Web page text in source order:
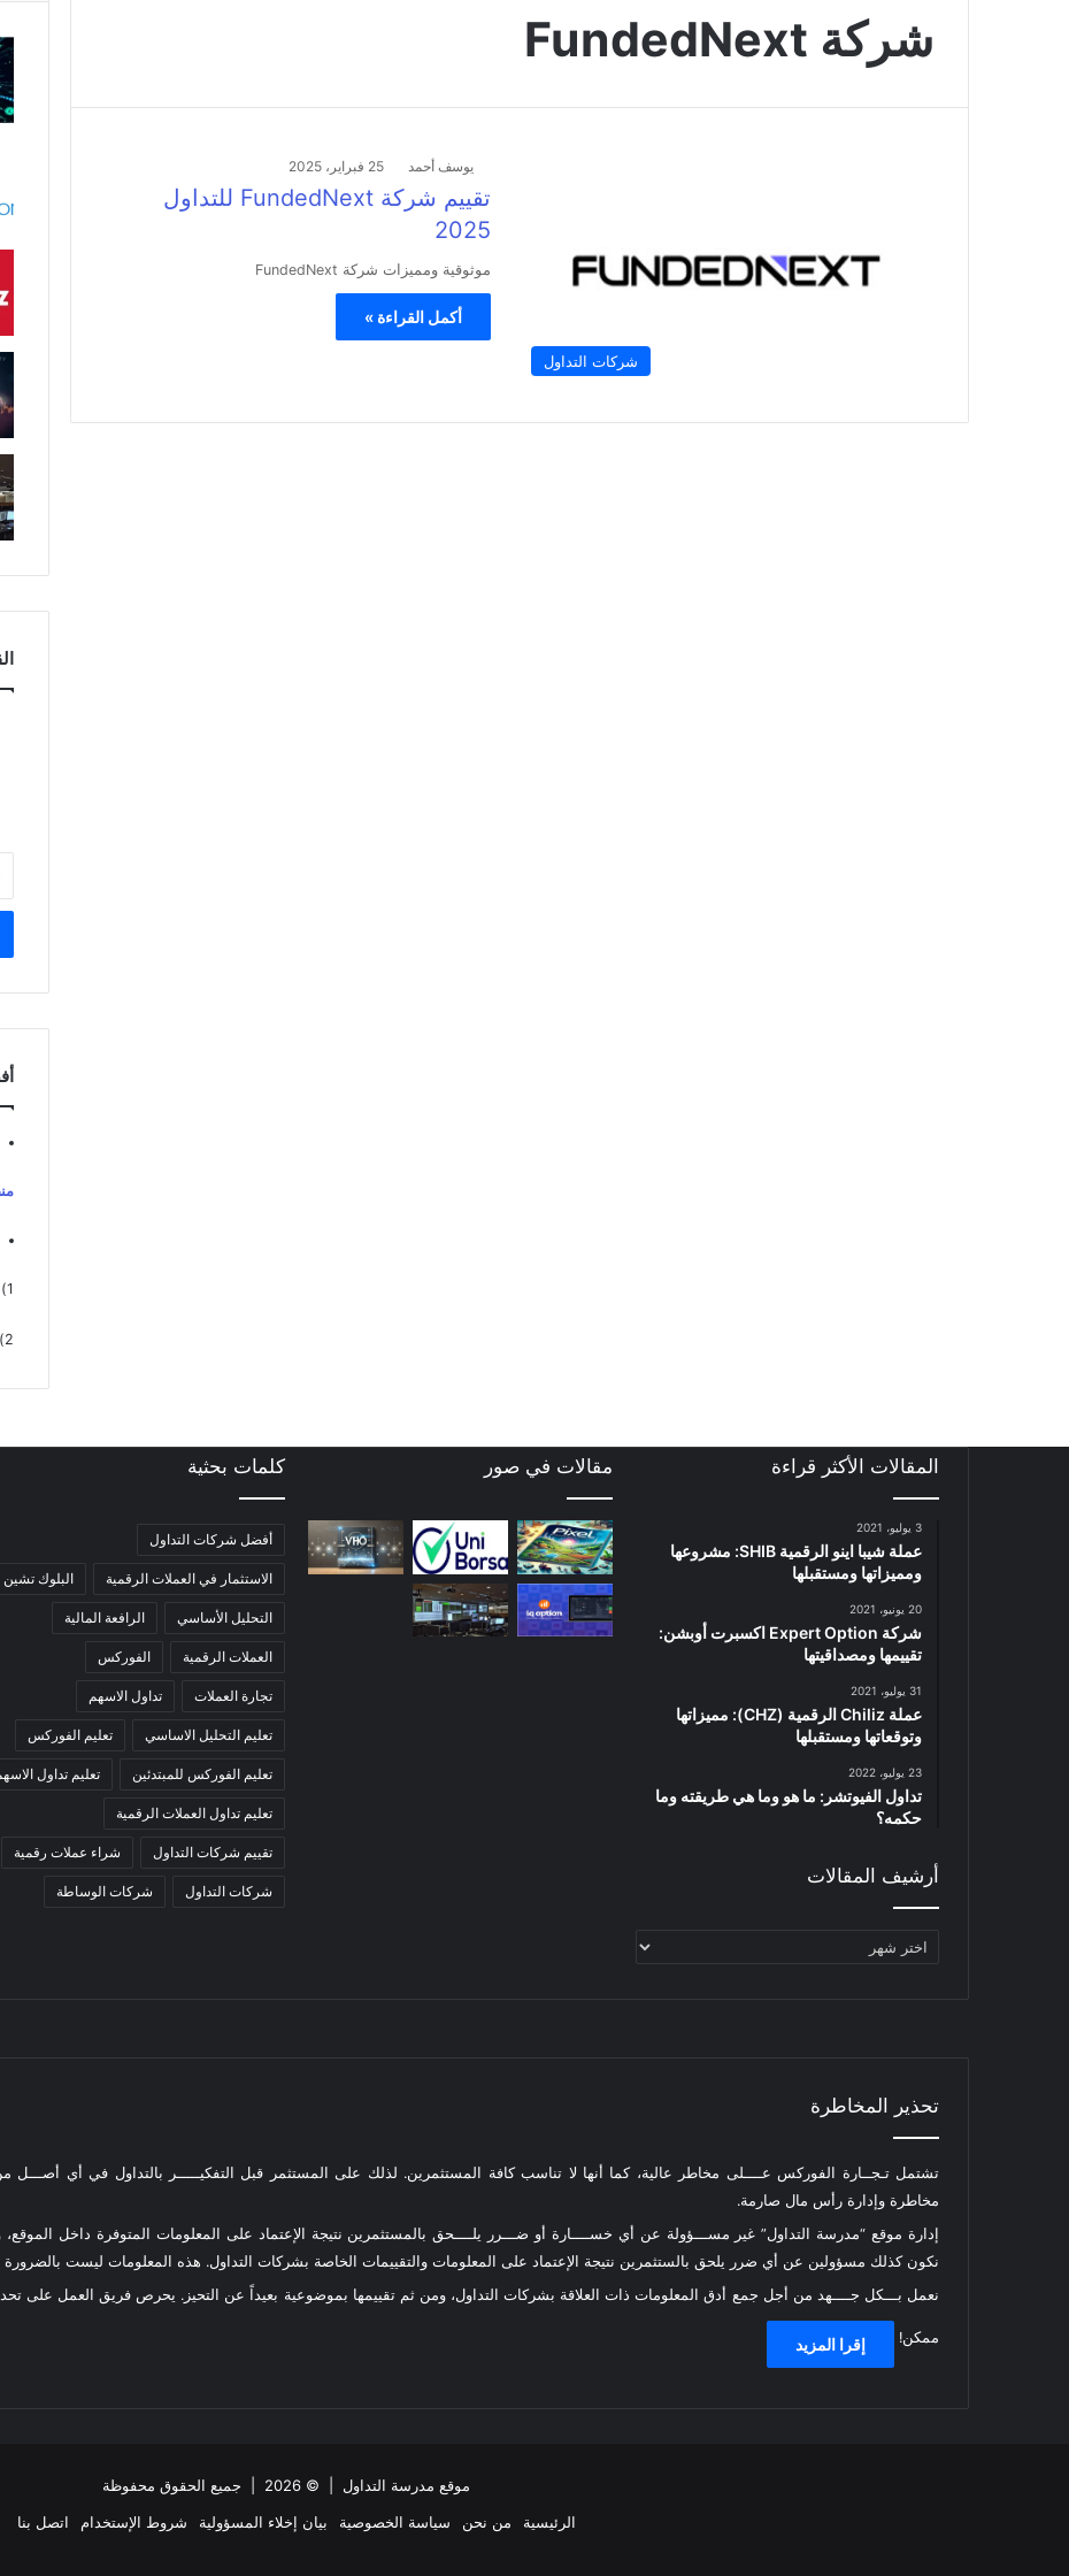
شركة FundedNext
شركات التداول
يوسف أحمد 25 فبراير، 2025
تقييم شركة FundedNext للتداول
2025
موثوقية ومميزات شركة FundedNext
أكمل القراءة »
خ
ب
د
ا
ل
ت
ي
1)
2)
المقالات الأكثر قراءة
3 يوليو، 2021
عملة شيبا اينو الرقمية SHIB: مشروعها
ومميزاتها ومستقبلها
20 يونيو، 2021
شركة Expert Option اكسبرت أوبشن:
تقييمها ومصداقيتها
31 يوليو، 2021
عملة Chiliz الرقمية (CHZ): مميزاتها
وتوقعاتها ومستقبلها
23 يوليو، 2022
تداول الفيوتشر: ما هو وما هي طريقته وما
حكمه؟
أرشيف المقالات
أرشيف
مقالات في صور كلمات بحثية
أفضل شركات التداول
الاستثمار في العملات الرقمية البلوك تشين
التحليل الأساسي الرافعة المالية
العملات الرقمية الفوركس
تجارة العملات تداول الاسهم
تعليم التحليل الاساسي تعليم الفوركس
تعليم الفوركس للمبتدئين تعليم تداول
تعليم تداول العملات الرقمية
تقييم شركات التداول شراء عملات رقمية
شركات التداول شركات الوساطة
تحذير المخاطرة
تشتمل تـجــارة الفوركس عــــلى مخاطر عالية، كما أنها لا تناسب كافة المستثمرين. لذلك على المستثمر قبل التفكيـــــر بالتداول في أي أصـــل
مخاطرة وإدارة رأس مال صارمة.
إدارة موقع “مدرسة التداول” غير مســـؤولة عن أي خســــارة أو ضـــرر يلــــحق بالمستثمرين نتيجة الإعتماد على المعلومات المتوفرة داخل الموقع،
نكون كذلك مسؤولين عن أي ضرر يلحق بالستثمرين نتيجة الإعتماد على المعلومات والتقييمات الخاصة بشركات التداول. هذه المعلومات ليست بالضرورة
نعمل بـــكل جــــهد من أجل جمع أدق المعلومات ذات العلاقة بشركات التداول، ومن ثم تقييمها بموضوعية بعيداً عن التحيز. يحرص فريق العمل على
ممكن! إقرا المزيد
موقع مدرسة التداول | © 2026 | جميع الحقوق محفوظة
الرئيسية
من نحن سياسة الخصوصية بيان إخلاء المسؤولية شروط الإستخدام
اتصل بنا